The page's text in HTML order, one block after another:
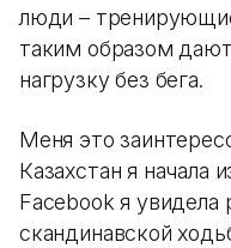
люди –
таким образом
нагрузку без бега.
Меня это
Казахстан я начала
Facebook я увидела
скандинавской